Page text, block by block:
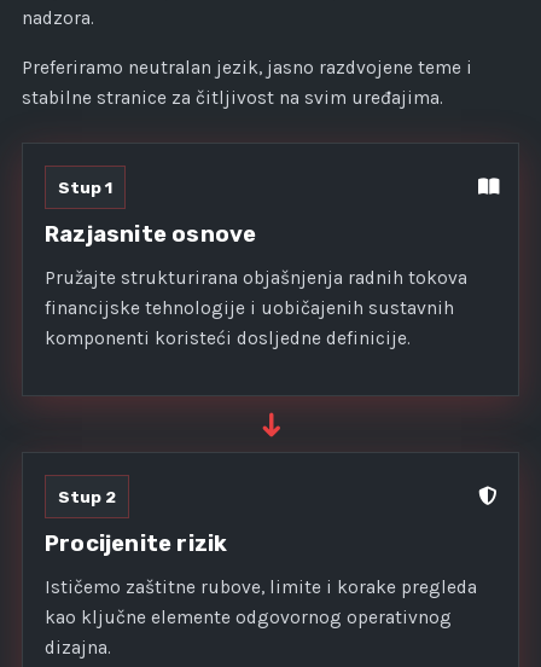
nadzora.
Preferiramo neutralan jezik, jasno razdvojene teme i
stabilne stranice za čitljivost na svim uređajima.
Stup 1
Razjasnite osnove
Pružajte strukturirana objašnjenja radnih tokova
financijske tehnologije i uobičajenih sustavnih
komponenti koristeći dosljedne definicije.
➜
Stup 2
Procijenite rizik
Ističemo zaštitne rubove, limite i korake pregleda
kao ključne elemente odgovornog operativnog
dizajna.